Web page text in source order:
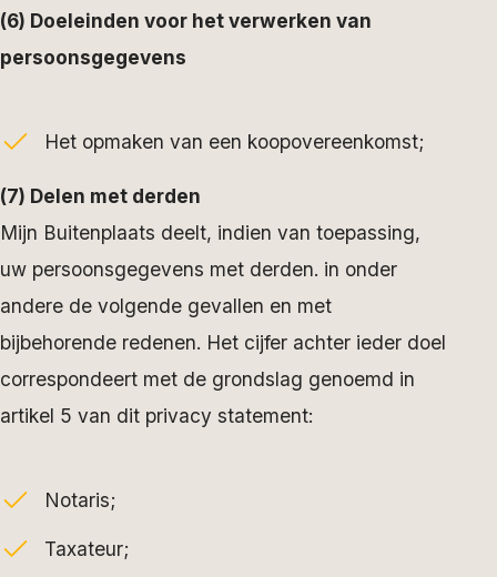
(6) Doeleinden voor het verwerken van
persoonsgegevens
Het opmaken van een koopovereenkomst;
(7) Delen met derden
Mijn Buitenplaats deelt, indien van toepassing,
uw persoonsgegevens met derden. in onder
andere de volgende gevallen en met
bijbehorende redenen. Het cijfer achter ieder doel
correspondeert met de grondslag genoemd in
artikel 5 van dit privacy statement:
Notaris;
Taxateur;